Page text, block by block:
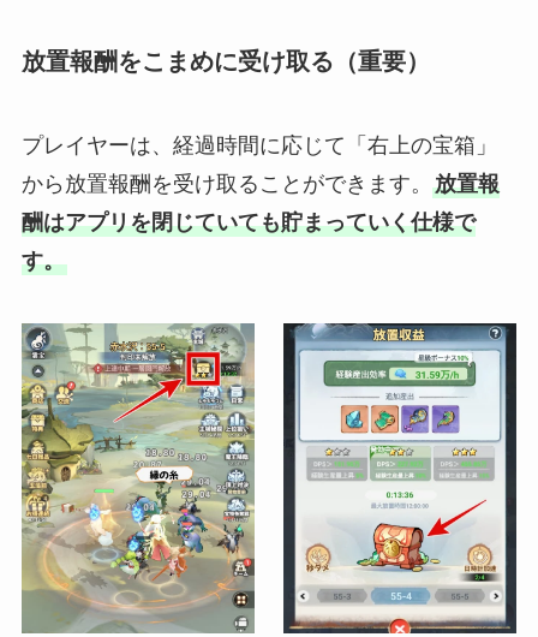
放置報酬をこまめに受け取る（重要）
プレイヤーは、経過時間に応じて「右上の宝箱」
から放置報酬を受け取ることができます。 放置報
酬はアプリを閉じていても貯まっていく仕様で
す。